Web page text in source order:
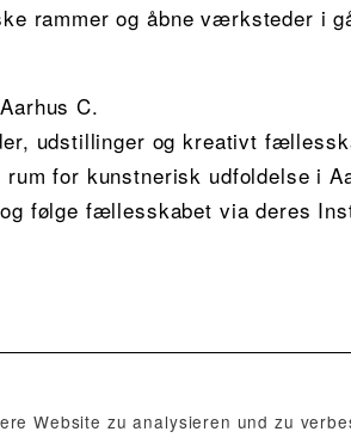
rammer og åbne værksteder i
C.
udstillinger og kreativt
for kunstnerisk udfoldelse i
følge fællesskabet via deres
Website zu analysieren und zu